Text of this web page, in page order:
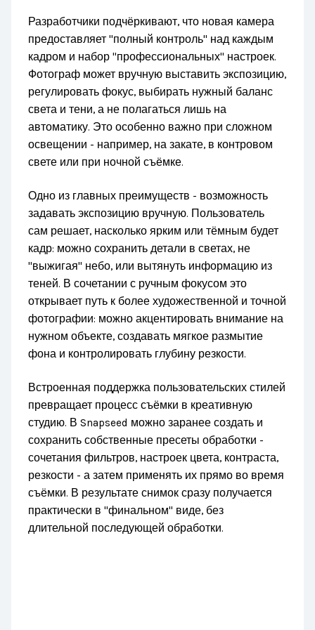
Разработчики подчёркивают, что новая камера
предоставляет "полный контроль" над каждым
кадром и набор "профессиональных" настроек.
Фотограф может вручную выставить экспозицию,
регулировать фокус, выбирать нужный баланс
света и тени, а не полагаться лишь на
автоматику. Это особенно важно при сложном
освещении - например, на закате, в контровом
свете или при ночной съёмке.
Одно из главных преимуществ - возможность
задавать экспозицию вручную. Пользователь
сам решает, насколько ярким или тёмным будет
кадр: можно сохранить детали в светах, не
"выжигая" небо, или вытянуть информацию из
теней. В сочетании с ручным фокусом это
открывает путь к более художественной и точной
фотографии: можно акцентировать внимание на
нужном объекте, создавать мягкое размытие
фона и контролировать глубину резкости.
Встроенная поддержка пользовательских стилей
превращает процесс съёмки в креативную
студию. В Snapseed можно заранее создать и
сохранить собственные пресеты обработки -
сочетания фильтров, настроек цвета, контраста,
резкости - а затем применять их прямо во время
съёмки. В результате снимок сразу получается
практически в "финальном" виде, без
длительной последующей обработки.